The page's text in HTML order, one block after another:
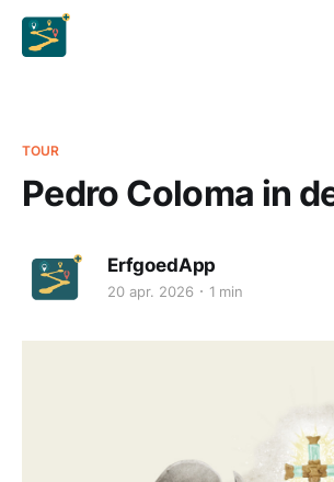
TOUR
Pedro Coloma in
ErfgoedApp
20 apr. 2026 1 min